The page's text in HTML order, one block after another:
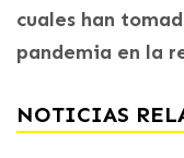
cuales han
pandemia en la
NOTICIAS